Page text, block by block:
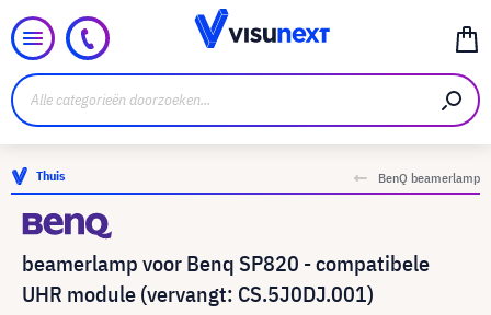
Thuis BenQ beamerlamp
beamerlamp voor Benq SP820 - compatibele
UHR module (vervangt: CS.5J0DJ.001)